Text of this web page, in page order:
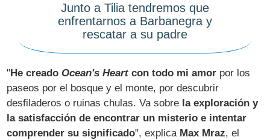
Junto a Tilia tendremos que
enfrentarnos a Barbanegra y
rescatar a su padre
"He creadoOcean's Heartcon todo mi amor por los
paseos por el bosque y el monte, por descubrir
desfiladeros o ruinas chulas. Va sobre la exploración y
la satisfacción de encontrar un misterio e intentar
comprender su significado", explica Max Mraz, el